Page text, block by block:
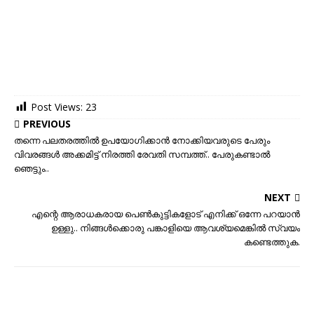
Post Views: 23
PREVIOUS
തന്നെ പലതരത്തില്‍ ഉപയോഗിക്കാന്‍ നോക്കിയവരുടെ പേരും
വിവരങ്ങള്‍ അക്കമിട്ട് നിരത്തി രേവതി സമ്പത്ത്.. പേരുകണ്ടാല്‍
ഞെട്ടും..
NEXT
എന്റെ ആരാധകരായ പെണ്‍കുട്ടികളോട് എനിക്ക് ഒന്നേ പറയാന്‍
ഉള്ളു.. നിങ്ങൾക്കൊരു പങ്കാളിയെ ആവശ്യമെങ്കിൽ സ്വയം
കണ്ടെത്തുക.